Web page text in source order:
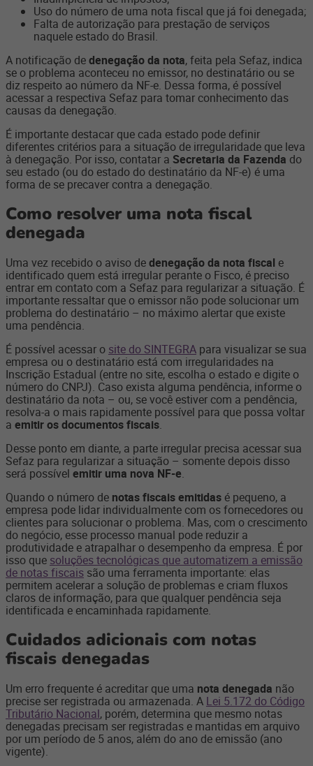
Uso do número de uma nota fiscal que já foi denegada;
Falta de autorização para prestação de serviços
naquele estado do Brasil.
A notificação dedenegação da nota, feita pela Sefaz, indica
se o problema aconteceu no emissor, no destinatário ou se
diz respeito ao número da NF-e. Dessa forma, é possível
acessar a respectiva Sefaz para tomar conhecimento das
causas da denegação.
É importante destacar que cada estado pode definir
diferentes critérios para a situação de irregularidade que leva
à denegação. Por isso, contatar a Secretaria da Fazenda do
seu estado (ou do estado do destinatário da NF-e) é uma
forma de se precaver contra a denegação.
Como resolver uma nota fiscal
denegada
Uma vez recebido o aviso dedenegação da nota fiscal e
identificado quem está irregular perante o Fisco, é preciso
entrar em contato com a Sefaz para regularizar a situação. É
importante ressaltar que o emissor não pode solucionar um
problema do destinatário – no máximo alertar que existe
uma pendência.
É possível acessar o site do SINTEGRA para visualizar se sua
empresa ou o destinatário está com irregularidades na
Inscrição Estadual (entre no site, escolha o estado e digite o
número do CNPJ). Caso exista alguma pendência, informe o
destinatário da nota – ou, se você estiver com a pendência,
resolva-a o mais rapidamente possível para que possa voltar
a emitir os documentos fiscais.
Desse ponto em diante, a parte irregular precisa acessar sua
Sefaz para regularizar a situação – somente depois disso
será possível emitir uma nova NF-e.
Quando o número de notas fiscais emitidas é pequeno, a
empresa pode lidar individualmente com os fornecedores ou
clientes para solucionar o problema. Mas, com o crescimento
do negócio, esse processo manual pode reduzir a
produtividade e atrapalhar o desempenho da empresa. É por
isso que soluções tecnológicas que automatizem a emissão
de notas fiscais são uma ferramenta importante: elas
permitem acelerar a solução de problemas e criam fluxos
claros de informação, para que qualquer pendência seja
identificada e encaminhada rapidamente.
Cuidados adicionais com notas
fiscais denegadas
Um erro frequente é acreditar que uma nota denegada não
precise ser registrada ou armazenada. A Lei 5.172 do Código
Tributário Nacional, porém, determina que mesmo notas
denegadas precisam ser registradas e mantidas em arquivo
por um período de 5 anos, além do ano de emissão (ano
vigente).